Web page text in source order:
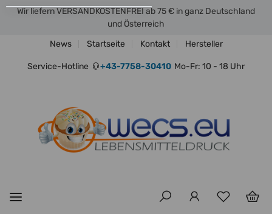
Wir liefern VERSANDKOSTENFREI ab 75 € in ganz Deutschland
und Österreich
News
Startseite Kontakt Hersteller
Service-Hotline +43-7758-30410 Mo-Fr: 10 - 18 Uhr